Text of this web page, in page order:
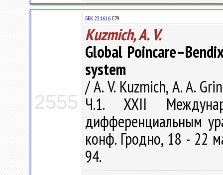
2555
ББК 22.161.6 Е79
Kuzmich, A. V.
Global
system
/ A. V. Kuzmich, A. A.
Ч.1. XXII
дифференциальным
конф. Гродно, 18 - 22
94.